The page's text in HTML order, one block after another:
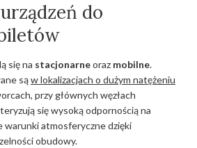
do
się na stacjonarneoraz mobilne.
sąw lokalizacjach o dużym natężeniu
przy głównych węzłach
się wysoką odpornością na
warunki atmosferyczne dzięki
obudowy.